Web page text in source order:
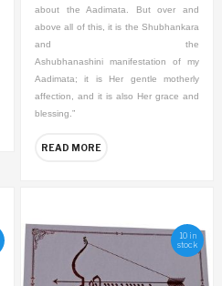
about the Aadimata. But over and
above all of this, it is the Shubhankara
and the
Ashubhanashini manifestation of my
Aadimata; it is Her gentle motherly
affection, and it is also Her grace and
blessing.”
READ MORE
10 in
stock